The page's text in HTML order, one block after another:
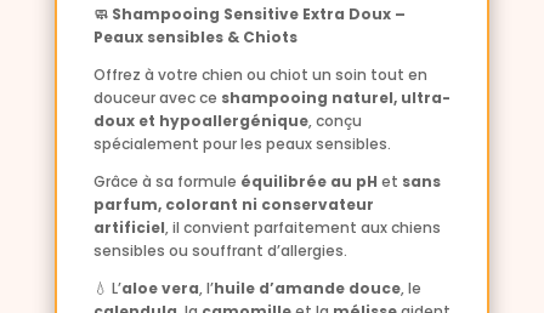
🧼 Shampooing Sensitive Extra Doux –
Peaux sensibles & Chiots
Offrez à votre chien ou chiot un soin tout en
douceur avec ce shampooing naturel, ultra-
doux et hypoallergénique, conçu
spécialement pour les peaux sensibles.
Grâce à sa formule équilibrée au pH et sans
parfum, colorant ni conservateur
artificiel, il convient parfaitement aux chiens
sensibles ou souffrant d’allergies.
💧 L’aloe vera, l’huile d’amande douce, le